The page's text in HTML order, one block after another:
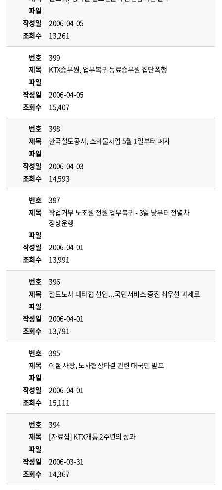
파일
작성일
2006-04-05
조회수
13,261
번호
399
제목
KTX승무원, 업무복귀 동료승무원 집단폭행
파일
작성일
2006-04-05
조회수
15,407
번호
398
제목
한국철도공사, 소화물사업 5월 1일부터 폐지
파일
작성일
2006-04-03
조회수
14,593
번호
397
제목
작업거부 노조원 전원 업무복귀 - 3일 낮부터 전열차
정상운행
파일
작성일
2006-04-01
조회수
13,991
번호
396
제목
철도노사 대타협 선언…국민서비스 증진 최우선 과제로
파일
작성일
2006-04-01
조회수
13,791
번호
395
제목
이철 사장, 노사협상타결 관련 대국민 발표
파일
작성일
2006-04-01
조회수
15,111
번호
394
제목
[자료집] KTX개통 2주년의 성과
파일
작성일
2006-03-31
조회수
14,367